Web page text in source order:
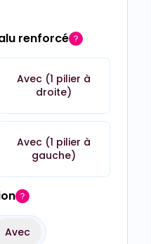
renforcé
Avec (1 pilier à
droite)
Avec (1 pilier à
gauche)
Avec